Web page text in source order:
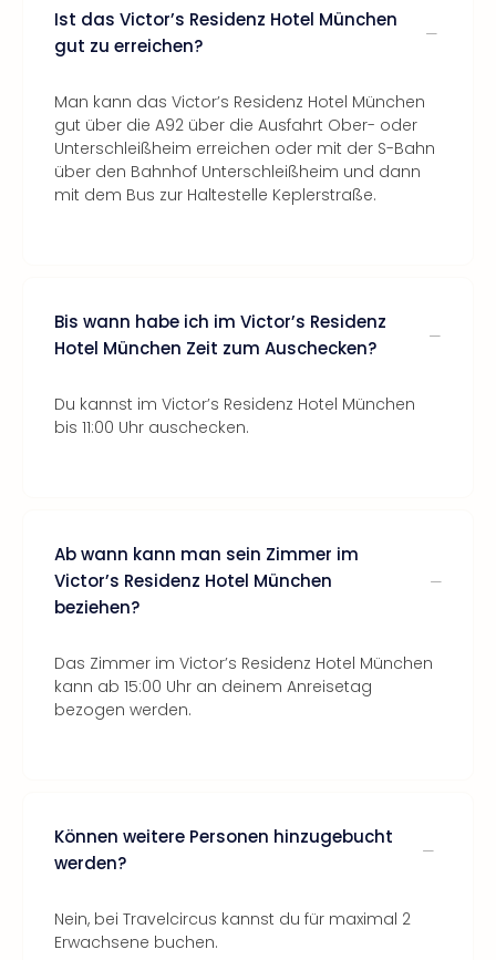
Ist das Victor’s Residenz Hotel München
gut zu erreichen?
Man kann das Victor’s Residenz Hotel München
gut über die A92 über die Ausfahrt Ober- oder
Unterschleißheim erreichen oder mit der S-Bahn
über den Bahnhof Unterschleißheim und dann
mit dem Bus zur Haltestelle Keplerstraße.
Bis wann habe ich im Victor’s Residenz
Hotel München Zeit zum Auschecken?
Du kannst im Victor’s Residenz Hotel München
bis 11:00 Uhr auschecken.
Ab wann kann man sein Zimmer im
Victor’s Residenz Hotel München
beziehen?
Das Zimmer im Victor’s Residenz Hotel München
kann ab 15:00 Uhr an deinem Anreisetag
bezogen werden.
Können weitere Personen hinzugebucht
werden?
Nein, bei Travelcircus kannst du für maximal 2
Erwachsene buchen.